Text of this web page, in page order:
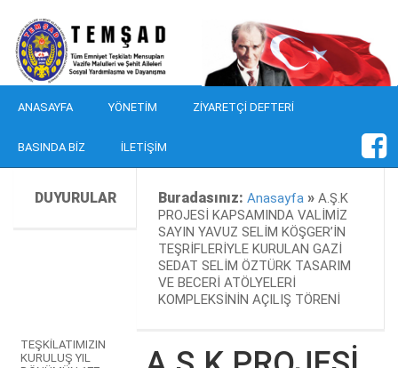
ANASAYFA YÖNETIM ZIYARETÇI DEFTERI
BASINDA BIZ İLETIŞIM
DUYURULAR Buradasınız:Anasayfa »A.Ş.K
PROJESİ KAPSAMINDA VALİMİZ
SAYIN YAVUZ SELİM KÖŞGER’İN
TEŞRİFLERİYLE KURULAN GAZİ
SEDAT SELİM ÖZTÜRK TASARIM
VE BECERİ ATÖLYELERİ
KOMPLEKSİNİN AÇILIŞ TÖRENİ
TEŞKİLATIMIZIN
KURULUŞ YIL